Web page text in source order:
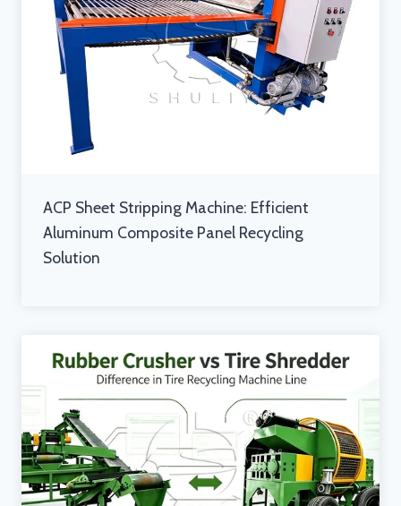
ACP Sheet Stripping Machine: Efficient
Aluminum Composite Panel Recycling
Solution